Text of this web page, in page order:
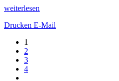
weiterlesen
Drucken E-Mail
1
2
3
4